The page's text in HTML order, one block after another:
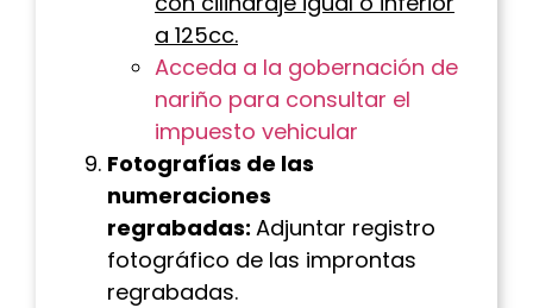
a 125cc.
Acceda a la gobernación de
nariño para consultar el
impuesto vehicular
Fotografías de las
numeraciones
regrabadas: Adjuntar registro
fotográfico de las improntas
regrabadas.